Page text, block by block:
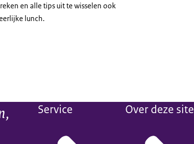
en alle tips uit te wisselen ook
lunch.
Service Over deze site